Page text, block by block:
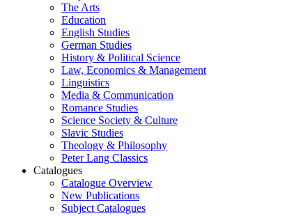
The Arts
Education
English Studies
German Studies
History & Political Science
Law, Economics & Management
Linguistics
Media & Communication
Romance Studies
Science Society & Culture
Slavic Studies
Theology & Philosophy
Peter Lang Classics
Catalogues
Catalogue Overview
New Publications
Subject Catalogues